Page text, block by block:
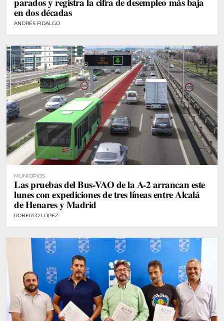
en dos décadas
ANDRÉS FIDALGO
MUNICIPIOS
Las pruebas del Bus-VAO de la A-2 arrancan este
lunes con expediciones de tres líneas entre Alcalá
de Henares y Madrid
ROBERTO LÓPEZ